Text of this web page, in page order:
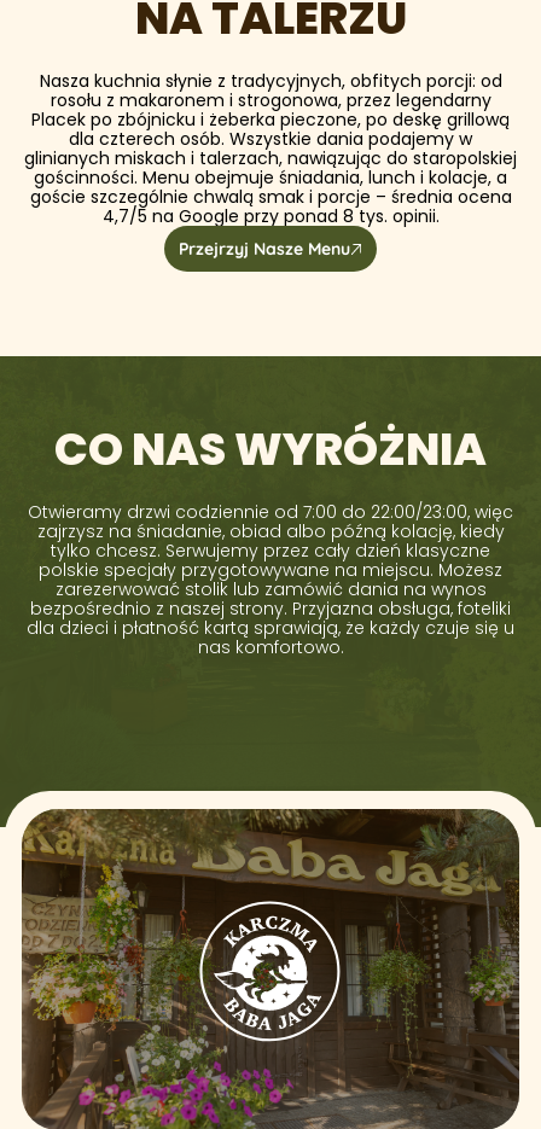
NA TALERZU
Nasza kuchnia słynie z tradycyjnych, obfitych porcji: od
rosołu z makaronem i strogonowa, przez legendarny
Placek po zbójnicku i żeberka pieczone, po deskę grillową
dla czterech osób. Wszystkie dania podajemy w
glinianych miskach i talerzach, nawiązując do staropolskiej
gościnności. Menu obejmuje śniadania, lunch i kolacje, a
goście szczególnie chwalą smak i porcje – średnia ocena
4,7/5 na Google przy ponad 8 tys. opinii.
Przejrzyj Nasze Menu
CO NAS WYRÓŻNIA
Otwieramy drzwi codziennie od 7:00 do 22:00/23:00, więc
zajrzysz na śniadanie, obiad albo późną kolację, kiedy
tylko chcesz. Serwujemy przez cały dzień klasyczne
polskie specjały przygotowywane na miejscu. Możesz
zarezerwować stolik lub zamówić dania na wynos
bezpośrednio z naszej strony. Przyjazna obsługa, foteliki
dla dzieci i płatność kartą sprawiają, że każdy czuje się u
nas komfortowo.